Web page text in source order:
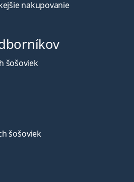
nakupovanie
šošoviek
šošoviek